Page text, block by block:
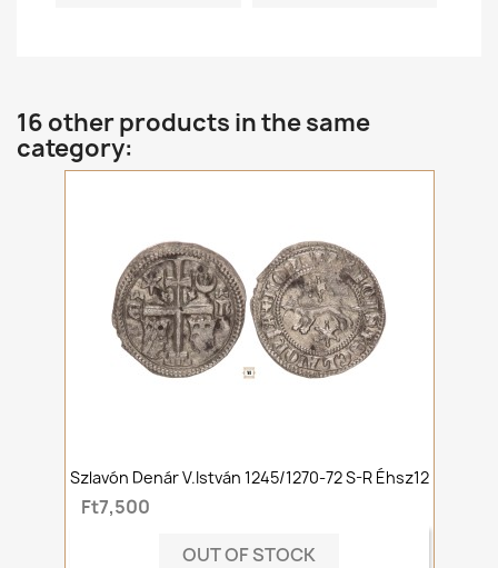
16 other products in the same
category:
Szlavón Denár V.István 1245/1270-72 S-R Éhsz12
Ft7,500
OUT OF STOCK